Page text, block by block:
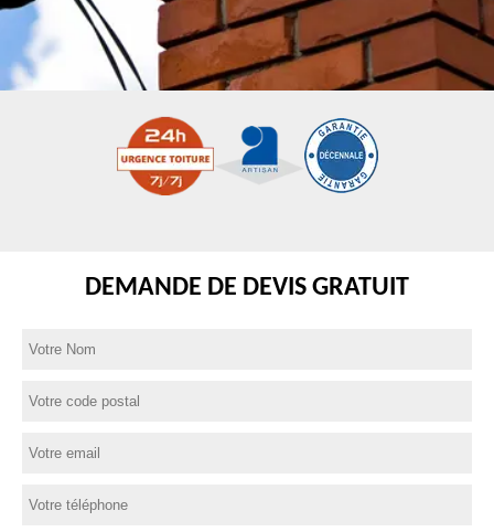
DEMANDE DE DEVIS GRATUIT